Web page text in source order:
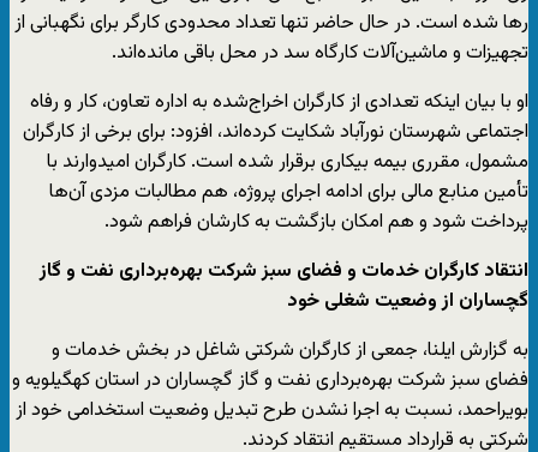
رها شده است. در حال حاضر تنها تعداد محدودی کارگر برای نگهبانی از
تجهیزات و ماشین‌آلات کارگاه سد در محل باقی مانده‌اند.
او با بیان اینکه تعدادی از کارگران اخراج‌شده به اداره تعاون، کار و رفاه
اجتماعی شهرستان نورآباد شکایت کرده‌اند، افزود: برای برخی از کارگران
مشمول، مقرری بیمه بیکاری برقرار شده است. کارگران امیدوارند با
تأمین منابع مالی برای ادامه اجرای پروژه، هم مطالبات مزدی آن‌ها
پرداخت شود و هم امکان بازگشت به کارشان فراهم شود.
انتقاد کارگران خدمات و فضای سبز شرکت بهره‌برداری نفت و گاز
گچساران از وضعیت شغلی خود
به گزارش ایلنا، جمعی از کارگران شرکتی شاغل در بخش خدمات و
فضای سبز شرکت بهره‌برداری نفت و گاز گچساران در استان کهگیلویه و
بویراحمد، نسبت به اجرا نشدن طرح تبدیل وضعیت استخدامی خود از
شرکتی به قرارداد مستقیم انتقاد کردند.